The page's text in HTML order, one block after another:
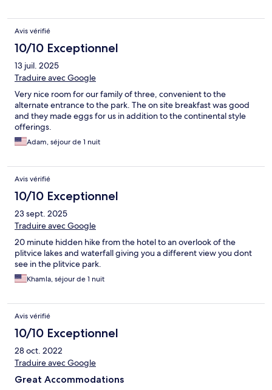
Avis vérifié
10/10 Exceptionnel
13 juil. 2025
Traduire avec Google
Very nice room for our family of three, convenient to the
alternate entrance to the park. The on site breakfast was good
and they made eggs for us in addition to the continental style
offerings.
Adam, séjour de 1 nuit
Avis vérifié
10/10 Exceptionnel
23 sept. 2025
Traduire avec Google
20 minute hidden hike from the hotel to an overlook of the
plitvice lakes and waterfall giving you a different view you dont
see in the plitvice park.
Khamla, séjour de 1 nuit
Avis vérifié
10/10 Exceptionnel
28 oct. 2022
Traduire avec Google
Great Accommodations